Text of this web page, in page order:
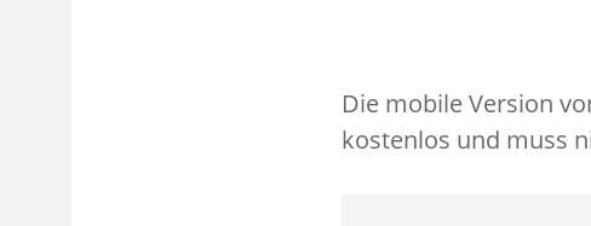
Die mobile Version
kostenlos und muss